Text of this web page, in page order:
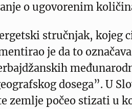
o ugovorenim
stručnjak, kojeg
je da to
dosega”. U
zemlje počeo stizati u